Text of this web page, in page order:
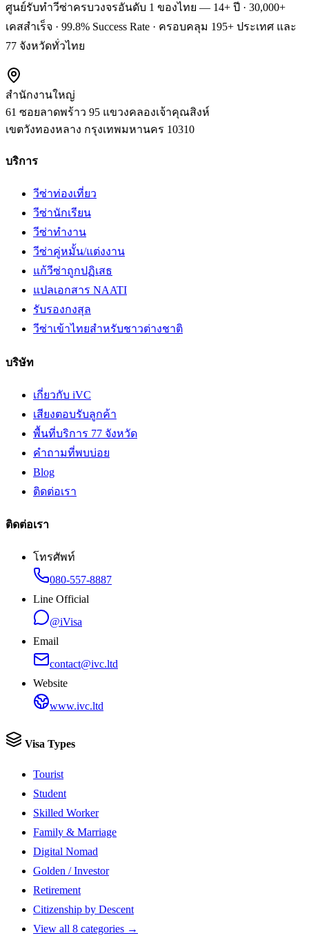
ศูนย์รับทำวีซ่าครบวงจรอันดับ 1 ของไทย — 14+ ปี · 30,000+
เคสสำเร็จ · 99.8% Success Rate · ครอบคลุม 195+ ประเทศ และ
77 จังหวัดทั่วไทย
สำนักงานใหญ่
61 ซอยลาดพร้าว 95 แขวงคลองเจ้าคุณสิงห์
เขตวังทองหลาง กรุงเทพมหานคร 10310
บริการ
วีซ่าท่องเที่ยว
วีซ่านักเรียน
วีซ่าทำงาน
วีซ่าคู่หมั้น/แต่งงาน
แก้วีซ่าถูกปฏิเสธ
แปลเอกสาร NAATI
รับรองกงสุล
วีซ่าเข้าไทยสำหรับชาวต่างชาติ
บริษัท
เกี่ยวกับ iVC
เสียงตอบรับลูกค้า
พื้นที่บริการ 77 จังหวัด
คำถามที่พบบ่อย
Blog
ติดต่อเรา
ติดต่อเรา
โทรศัพท์
080-557-8887
Line Official
@iVisa
Email
contact@ivc.ltd
Website
www.ivc.ltd
Visa Types
Tourist
Student
Skilled Worker
Family & Marriage
Digital Nomad
Golden / Investor
Retirement
Citizenship by Descent
View all 8 categories →